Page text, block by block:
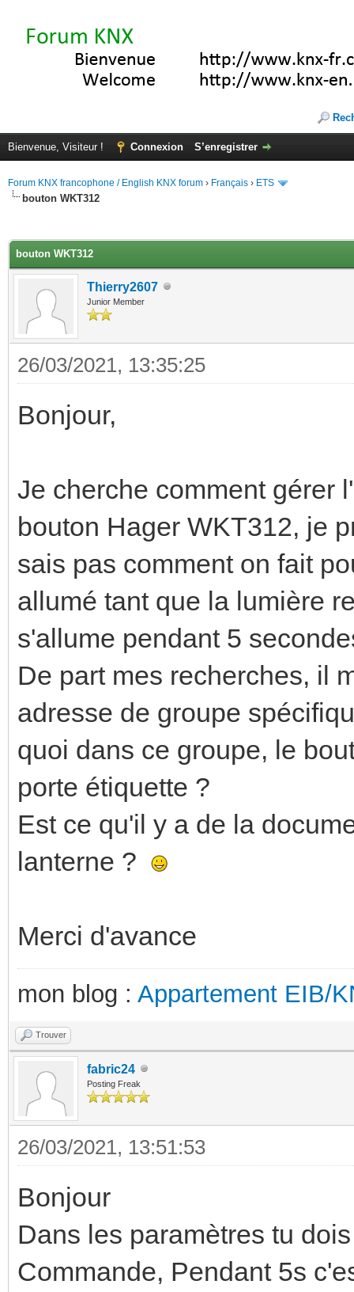
Bienvenue, Visiteur ! Connexion S’enregistrer
Forum KNX francophone / English KNX forum › Français › ETS
bouton WKT312
bouton WKT312
Thierry2607
Junior Member
26/03/2021, 13:35:25
Bonjour,
Je cherche comment gérer
bouton Hager WKT312, je
sais pas comment on fait
allumé tant que la lumière
s'allume pendant 5
De part mes recherches, il
adresse de groupe
quoi dans ce groupe, le
porte étiquette ?
Est ce qu'il y a de la
lanterne ?
Merci d'avance
mon blog : Appartement EIB/
Trouver
fabric24
Posting Freak
26/03/2021, 13:51:53
Bonjour
Dans les paramètres tu
Commande, Pendant 5s